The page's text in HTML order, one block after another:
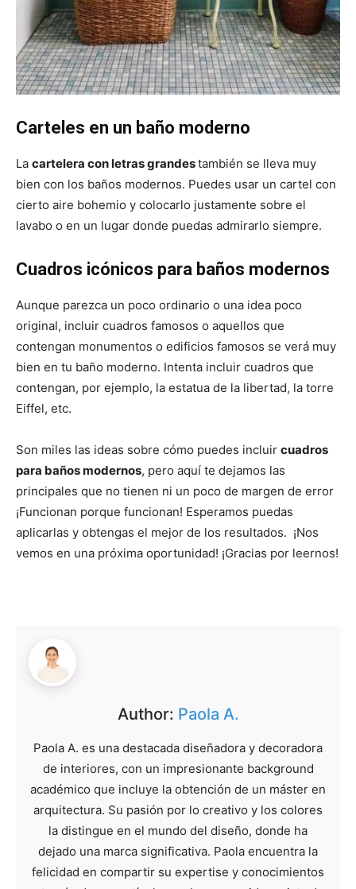
Carteles en un baño moderno
La cartelera con letras grandestambién se lleva muy
bien con los baños modernos. Puedes usar un cartel con
cierto aire bohemio y colocarlo justamente sobre el
lavabo o en un lugar donde puedas admirarlo siempre.
Cuadros icónicos para baños modernos
Aunque parezca un poco ordinario o una idea poco
original, incluir cuadros famosos o aquellos que
contengan monumentos o edificios famosos se verá muy
bien en tu baño moderno. Intenta incluir cuadros que
contengan, por ejemplo, la estatua de la libertad, la torre
Eiffel, etc.
Son miles las ideas sobre cómo puedes incluir cuadros
para baños modernos, pero aquí te dejamos las
principales que no tienen ni un poco de margen de error
¡Funcionan porque funcionan! Esperamos puedas
aplicarlas y obtengas el mejor de los resultados. ¡Nos
vemos en una próxima oportunidad! ¡Gracias por leernos!
Author: Paola A.
Paola A. es una destacada diseñadora y decoradora
de interiores, con un impresionante background
académico que incluye la obtención de un máster en
arquitectura. Su pasión por lo creativo y los colores
la distingue en el mundo del diseño, donde ha
dejado una marca significativa. Paola encuentra la
felicidad en compartir su expertise y conocimientos